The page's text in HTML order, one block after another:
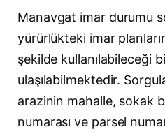
Manavgat imar durumu
yürürlükteki imar
şekilde kullanılabileceği
ulaşılabilmektedir.
arazinin mahalle, sokak
numarası ve parsel